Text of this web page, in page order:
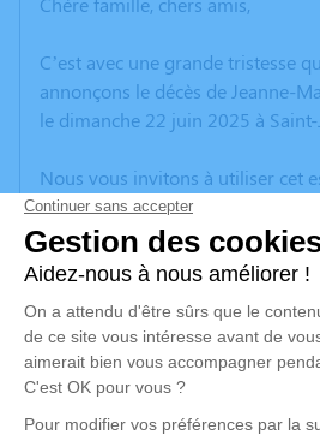
C’est avec une grande tristesse
annonçons le décès de Jeanne-
le dimanche 22 juin 2025 à Saint-
Nous vous invitons à utiliser cet
vos condoléances, partager des
anecdote ou exprimer vos
poèmes ou des textes. Cet
d'expression dédié à honorer la
Marie TRICARD.
Un service de plantation d’arbre
disponible ici